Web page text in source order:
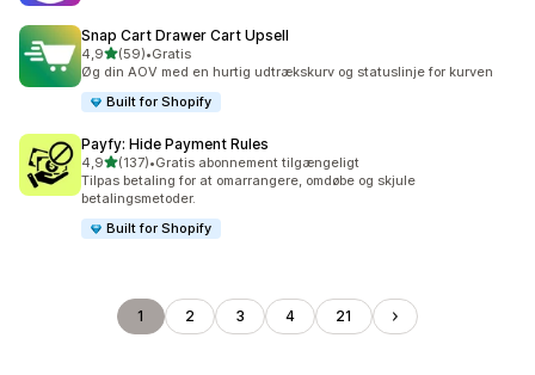
Snap Cart Drawer Cart Upsell
4,9ud af 5 stjerner
(59)
59 anmeldelser i alt
•Gratis
Øg din AOV med en hurtig udtrækskurv og statuslinje for kurven
Built for Shopify
Payfy: Hide Payment Rules
4,9ud af 5 stjerner
(137)
137 anmeldelser i alt
•Gratis abonnement tilgængeligt
Tilpas betaling for at omarrangere, omdøbe og skjule
betalingsmetoder.
Built for Shopify
1 2 3 4 21